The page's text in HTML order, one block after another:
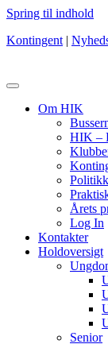
Spring til indhold
Kontingent |
Om HIK
HIK –
Årets
Log In
Kontakter
Holdoversigt
Senior